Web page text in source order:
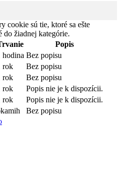
cookie sú tie, ktoré sa ešte
do žiadnej kategórie.
Popis
hodina Bez popisu
rok
Bez popisu
rok
Bez popisu
rok
Popis nie je k dispozícii.
rok
Popis nie je k dispozícii.
Bez popisu